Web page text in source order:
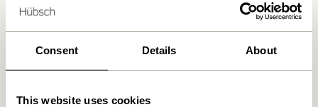
Consent Details About
This website uses cookies
Livraison gratuite à partir de